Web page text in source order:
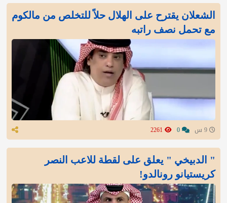
الشعلان يقترح على الهلال حلاً للتخلص من مالكوم
مع تحمل نصف راتبه
" الدبيخي " يعلق على لقطة للاعب النصر
كريستيانو رونالدو!